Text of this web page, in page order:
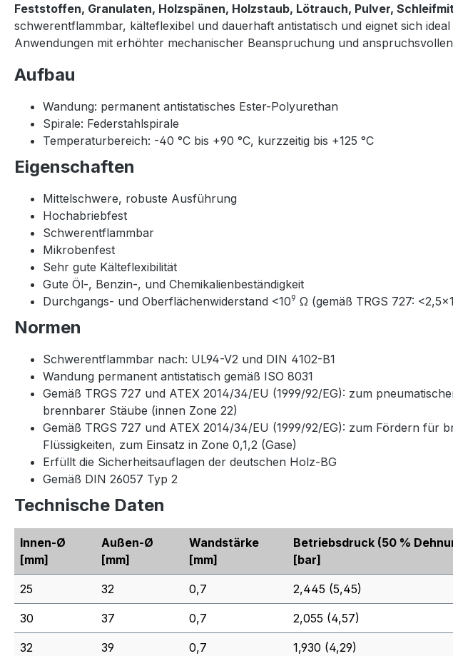
Feststoffen, Granulaten, Holzspänen, Holzstaub, Lötrauch, Pulver,
schwerentflammbar, kälteflexibel und dauerhaft antistatisch und eignet sich
Anwendungen mit erhöhter mechanischer Beanspruchung und
Aufbau
Wandung: permanent antistatisches Ester-Polyurethan
Spirale: Federstahlspirale
Temperaturbereich: -40 °C bis +90 °C, kurzzeitig bis +125 °C
Eigenschaften
Mittelschwere, robuste Ausführung
Hochabriebfest
Schwerentflammbar
Mikrobenfest
Sehr gute Kälteflexibilität
Gute Öl-, Benzin-, und Chemikalienbeständigkeit
Durchgangs- und Oberflächenwiderstand <109 Ω (gemäß TRGS 727:
Normen
Schwerentflammbar nach: UL94-V2 und DIN 4102-B1
Wandung permanent antistatisch gemäß ISO 8031
Gemäß TRGS 727 und ATEX 2014/34/EU (1999/92/EG): zum
brennbarer Stäube (innen Zone 22)
Gemäß TRGS 727 und ATEX 2014/34/EU (1999/92/EG): zum Fördern
Flüssigkeiten, zum Einsatz in Zone 0,1,2 (Gase)
Erfüllt die Sicherheitsauflagen der deutschen Holz-BG
Gemäß DIN 26057 Typ 2
Technische Daten
Innen-Ø
[mm]
Außen-Ø
[mm]
Wandstärke
[mm]
Betriebsdruck (50 %
[bar]
25 32 0,7 2,445 (5,45)
30 37 0,7 2,055 (4,57)
32 39 0,7 1,930 (4,29)